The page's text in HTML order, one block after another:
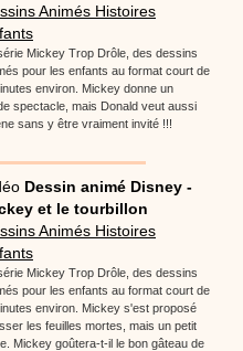
Animés Histoires
Mickey Trop Drôle, des dessins
pour les enfants au format court de
environ. Mickey donne un
spectacle, mais Donald veut aussi
sans y être vraiment invité !!!
Dessin animé Disney -
et le tourbillon
Animés Histoires
Mickey Trop Drôle, des dessins
pour les enfants au format court de
environ. Mickey s'est proposé
les feuilles mortes, mais un petit
Mickey goûtera-t-il le bon gâteau de